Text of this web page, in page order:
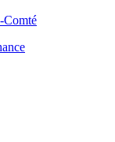
Comté